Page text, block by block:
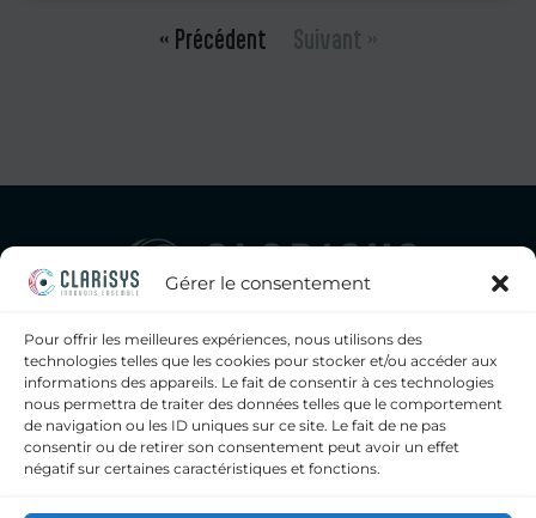
Gérer le consentement
Pour offrir les meilleures expériences, nous utilisons des
technologies telles que les cookies pour stocker et/ou accéder aux
informations des appareils. Le fait de consentir à ces technologies
nous permettra de traiter des données telles que le comportement
de navigation ou les ID uniques sur ce site. Le fait de ne pas
consentir ou de retirer son consentement peut avoir un effet
négatif sur certaines caractéristiques et fonctions.
« Précédent Suivant »
Clarisys, seul éditeur de logiciels français a proposer à la fois
un SIL, un middleware généraliste intégré et un
middleware dédié bactériologie, pour les laboratoires
d’analyses médicales, privés et hospitaliers.
contact@clarisys.fr